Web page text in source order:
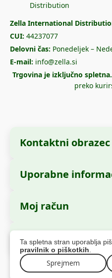
Ta spletna stran uporablja
pravilnik o piškotkih
Sprejmem
Zella International
CUI: 44237077
Delovni čas: Ponedeljek –
E-mail: info@zella.si
Trgovina je izključno spletna.
preko
Kontaktni obrazec
Ime podjetja:
SRL
Sedež:Strada Cuza
București, 040283,
CUI:44237077
Uporabne
Kako naročiti?
Načini plačila
Informacije o dostavi
Politika vračil
Moj račun
Moja naročila
Osebni podatki
Naslovi
Varno plačilo
© 2026 zella.si –